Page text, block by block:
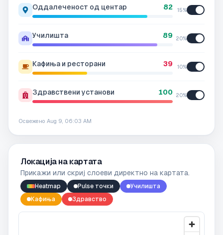
Оддалеченост од центар 82 15%
Училишта 89 20%
Кафиња и ресторани 39 10%
Здравствени установи 100 20%
Освежено Aug 9, 06:03 AM
Локација на картата
Прикажи или скриј слоеви директно на картата.
Heatmap Pulse точки
Училишта
Кафиња
Здравство